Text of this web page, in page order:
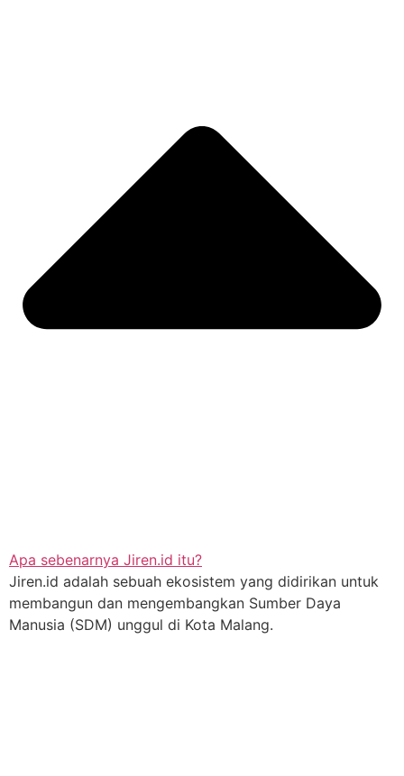
Apa sebenarnya Jiren.id itu?
Jiren.id adalah sebuah ekosistem yang didirikan untuk
membangun dan mengembangkan Sumber Daya
Manusia (SDM) unggul di Kota Malang.